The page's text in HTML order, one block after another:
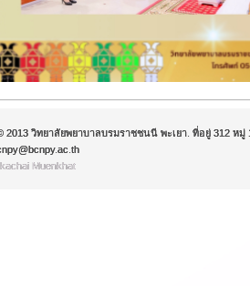
วิทยาลัยพยาบาลบรมราชชนนี พะเยา. ที่อยู่ 312 หมู่
Muenkhat